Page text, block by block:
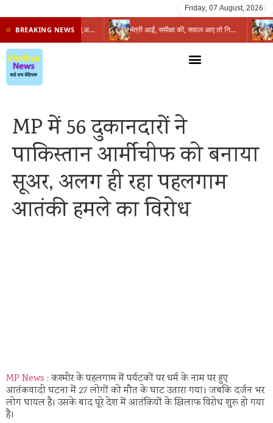
Friday, 07 August, 2026
BREAKING NEWS प्रभारी मंत्री के निशाने पर नगर निगम,अफसरों को 10 दिन का अल्टीमेटम,नहीं होगी कार्रवाई, महापौर-आयुक्त के बीच सौहार्दहीनता पर मंत्री ने उठाए सवाल मंत्री आईं, समीक्षा की, सवाल आए तो निकल गईं – खाली जयंत चौंकीं पर नहीं दिया जवाब
MP में 56 दुकानदारों ने
पाकिस्तान आर्मीचीफ को बनाया
सूअर, अलग ही रहा पहलगाम
आतंकी हमले का विरोध
MP News : कश्मीर के पहलगाम में पर्यटकों पर धर्म के नाम पर हुए
आतंकवादी घटना में 27 लोगों को मौत के घाट उतारा गया। जबकि दर्जन भर
लोग घायल है। उसके बाद पूरे देश में आतंकियों के खिलाफ विरोध शुरू हो गया
है।